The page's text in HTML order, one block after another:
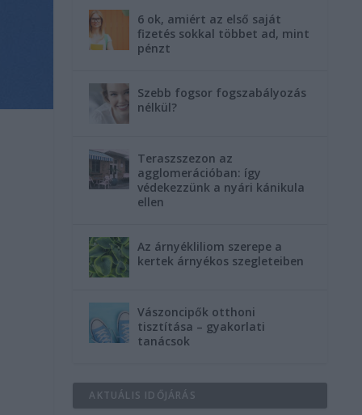
6 ok, amiért az első saját
fizetés sokkal többet ad, mint
pénzt
Szebb fogsor fogszabályozás
nélkül?
Teraszszezon az
agglomerációban: így
védekezzünk a nyári kánikula
ellen
Az árnyékliliom szerepe a
kertek árnyékos szegleteiben
Vászoncipők otthoni
tisztítása – gyakorlati
tanácsok
AKTUÁLIS IDŐJÁRÁS